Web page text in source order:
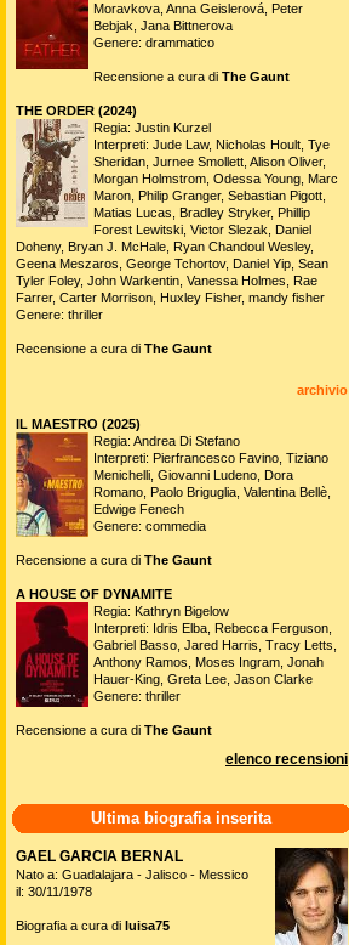
Moravkova, Anna Geislerová, Peter
Bebjak, Jana Bittnerova
Genere: drammatico
Recensione a cura di The Gaunt
THE ORDER (2024)
Regia: Justin Kurzel
Interpreti: Jude Law, Nicholas Hoult, Tye
Sheridan, Jurnee Smollett, Alison Oliver,
Morgan Holmstrom, Odessa Young, Marc
Maron, Philip Granger, Sebastian Pigott,
Matias Lucas, Bradley Stryker, Phillip
Forest Lewitski, Victor Slezak, Daniel
Doheny, Bryan J. McHale, Ryan Chandoul Wesley,
Geena Meszaros, George Tchortov, Daniel Yip, Sean
Tyler Foley, John Warkentin, Vanessa Holmes, Rae
Farrer, Carter Morrison, Huxley Fisher, mandy fisher
Genere: thriller
Recensione a cura di The Gaunt
archivio
IL MAESTRO (2025)
Regia: Andrea Di Stefano
Interpreti: Pierfrancesco Favino, Tiziano
Menichelli, Giovanni Ludeno, Dora
Romano, Paolo Briguglia, Valentina Bellè,
Edwige Fenech
Genere: commedia
Recensione a cura di The Gaunt
A HOUSE OF DYNAMITE
Regia: Kathryn Bigelow
Interpreti: Idris Elba, Rebecca Ferguson,
Gabriel Basso, Jared Harris, Tracy Letts,
Anthony Ramos, Moses Ingram, Jonah
Hauer-King, Greta Lee, Jason Clarke
Genere: thriller
Recensione a cura di The Gaunt
elenco recensioni
Ultima biografia inserita
GAEL GARCIA BERNAL
Nato a: Guadalajara - Jalisco - Messico
il: 30/11/1978
Biografia a cura di luisa75